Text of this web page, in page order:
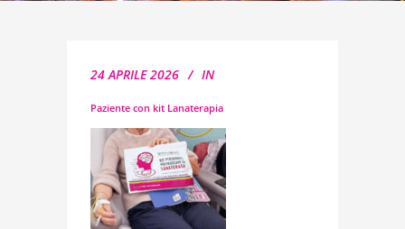
24 APRILE 2026 IN
Paziente con kit Lanaterapia